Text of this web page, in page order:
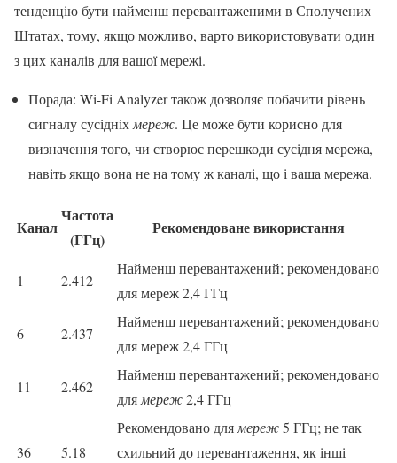
тенденцію бути найменш перевантаженими в Сполучених
Штатах, тому, якщо можливо, варто використовувати один
з цих каналів для вашої мережі.
Порада: Wi-Fi Analyzer також дозволяє побачити рівень
сигналу сусідніхмереж. Це може бути корисно для
визначення того, чи створює перешкоди сусідня мережа,
навіть якщо вона не на тому ж каналі, що і ваша мережа.
Канал
Частота
(ГГц)
Рекомендоване використання
1 2.412
Найменш перевантажений; рекомендовано
для мереж 2,4 ГГц
6 2.437
Найменш перевантажений; рекомендовано
для мереж 2,4 ГГц
11 2.462
Найменш перевантажений; рекомендовано
длямереж2,4 ГГц
36 5.18
Рекомендовано длямереж5 ГГц; не так
схильний до перевантаження, як інші